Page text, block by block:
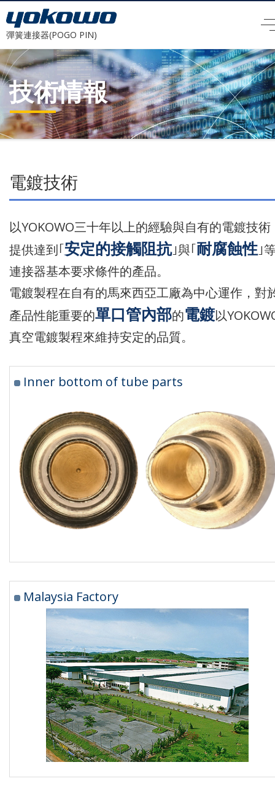
彈簧連接器(POGO PIN)
技術情報
電鍍技術
以YOKOWO三十年以上的經驗與自有的電鍍技術
提供達到｢安定的接觸阻抗｣與｢耐腐蝕性｣
連接器基本要求條件的產品。
電鍍製程在自有的馬來西亞工廠為中心運作，對
產品性能重要的單口管內部的電鍍以
真空電鍍製程來維持安定的品質。
Inner bottom of tube parts
Malaysia Factory